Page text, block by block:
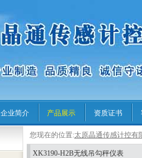
企业简介 产品展示 资质证书
您现在的位置:太原晶通传感计控有
XK3190-H2B无线吊勾秤仪表